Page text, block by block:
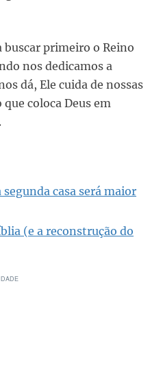
buscar primeiro o Reino
nos dedicamos a
dá, Ele cuida de nossas
coloca Deus em
casa será maior
(e a reconstrução do